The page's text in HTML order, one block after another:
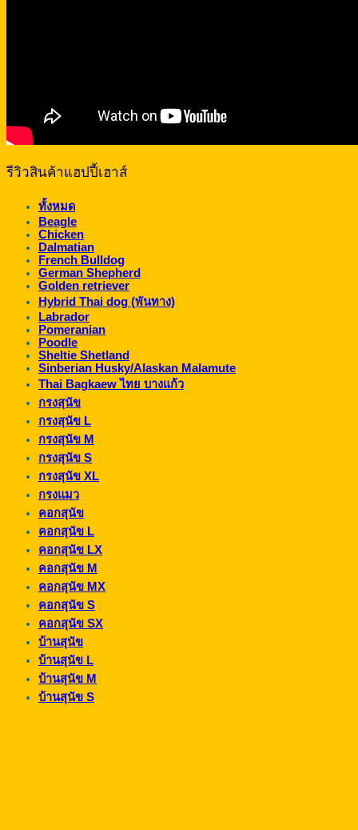
รีวิวสินค้าแฮปปี้เฮาส์
ทั้งหมด
Beagle
Chicken
Dalmatian
French Bulldog
German Shepherd
Golden retriever
Hybrid Thai dog (พันทาง)
Labrador
Pomeranian
Poodle
Sheltie Shetland
Sinberian Husky/Alaskan Malamute
Thai Bagkaew ไทย บางแก้ว
กรงสุนัข
กรงสุนัข L
กรงสุนัข M
กรงสุนัข S
กรงสุนัข XL
กรงแมว
คอกสุนัข
คอกสุนัข L
คอกสุนัข LX
คอกสุนัข M
คอกสุนัข MX
คอกสุนัข S
คอกสุนัข SX
บ้านสุนัข
บ้านสุนัข L
บ้านสุนัข M
บ้านสุนัข S